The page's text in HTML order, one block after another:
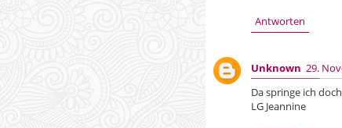
Antworten
Unknown 29.
Da springe ich
LG Jeannine